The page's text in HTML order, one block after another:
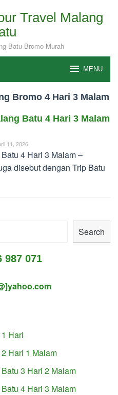
Travel Malang
Batu Bromo Murah
MENU
Bromo 4 Hari 3 Malam
Batu 4 Hari 3 Malam
11, 2026
4 Hari 3 Malam –
disebut dengan Trip Batu
Search
987 071
Hari
Hari 1 Malam
3 Hari 2 Malam
4 Hari 3 Malam